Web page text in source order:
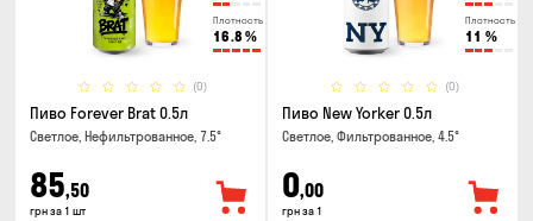
Плотность
16.8 %
(0)
Пиво Forever Brat 0.5л
Светлое, Нефильтрованное, 7.5°
85,50
грн за 1 шт
Плотность
11 %
(0)
Пиво New Yorker 0.5л
Светлое, Фильтрованное, 4.5°
0,00
грн за 1